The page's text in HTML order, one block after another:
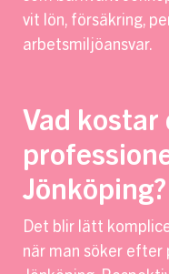
vit lön, försäkring,
arbetsmiljöansvar.
Vad kostar
Jönköping?
Det blir lätt
när man söker